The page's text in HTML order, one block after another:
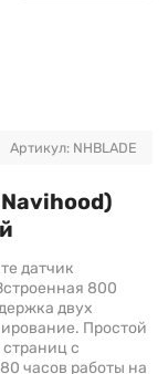
Артикул: NHBLADE
датчик
800
двух
Простой
с
часов работы на